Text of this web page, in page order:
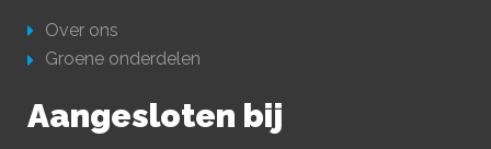
Over ons
Groene onderdelen
Aangesloten bij